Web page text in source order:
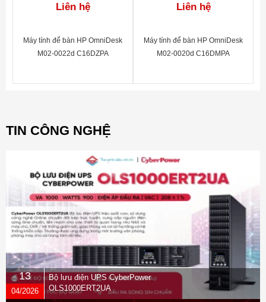
Liên hệ
Máy tính để bàn HP OmniDesk
M02-0022d C16DZPA
Liên hệ
Máy tính để bàn HP OmniDesk
M02-0020d C16DMPA
TIN CÔNG NGHỆ
13
04/2026
Bộ lưu điện UPS CyberPower
OLS1000ERT2UA